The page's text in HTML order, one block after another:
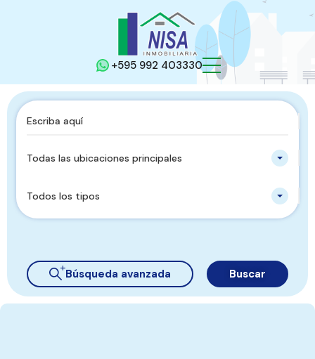
+595 992 403330
Todas las ubicaciones principales
Todos los tipos
Búsqueda avanzada Buscar